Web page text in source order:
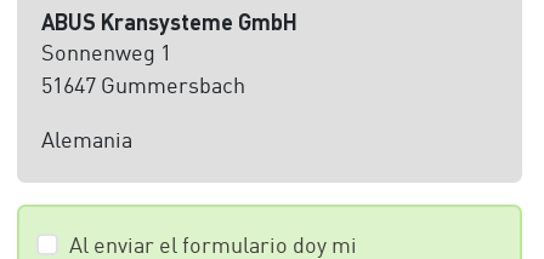
ABUS Kransysteme GmbH
Sonnenweg 1
51647 Gummersbach
Alemania
Al enviar el formulario doy mi